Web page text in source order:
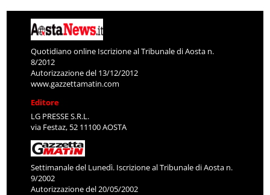
Quotidiano online Iscrizione al Tribunale di Aosta n.
8/2012
Autorizzazione del 13/12/2012
www.gazzettamatin.com
Editore
LG PRESSE S.R.L.
via Festaz, 52 11100 AOSTA
Settimanale del Lunedì. Iscrizione al Tribunale di Aosta n.
9/2002
Autorizzazione del 20/05/2002